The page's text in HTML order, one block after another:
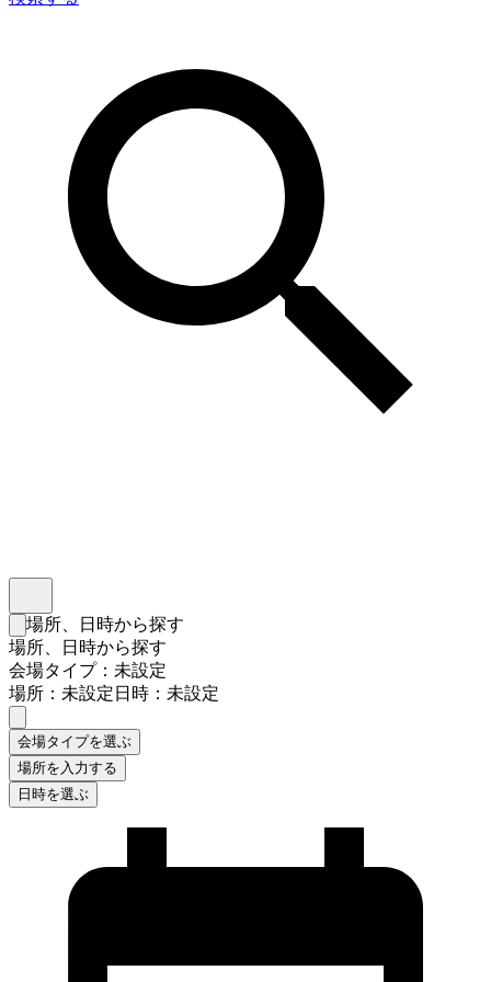
検索フォームを閉じる
場所、日時から探す
場所、日時から探す
会場タイプ：未設定
場所：未設定日時：未設定
会場タイプを選ぶ
場所を入力する
日時を選ぶ